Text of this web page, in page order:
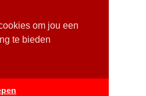
om jou een
te bieden